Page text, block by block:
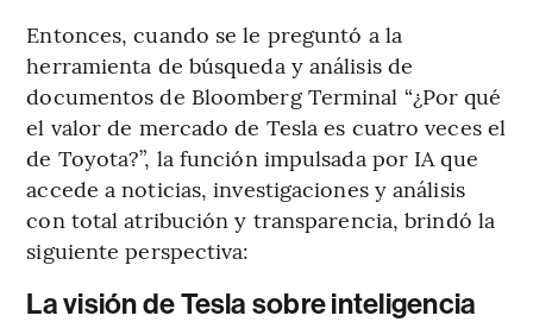
Entonces, cuando se le preguntó a la
herramienta de búsqueda y análisis de
documentos de Bloomberg Terminal “¿Por qué
el valor de mercado de Tesla es cuatro veces el
de Toyota?”, la función impulsada por IA que
accede a noticias, investigaciones y análisis
con total atribución y transparencia, brindó la
siguiente perspectiva:
La visión de Tesla sobre inteligencia